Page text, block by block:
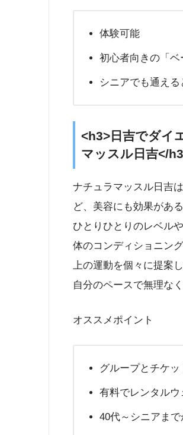
体験可能
初心者向きの「
シニアでも通え
<h3>日吉でダイ
マッスル日吉</
ナチュラマッスル日吉
ど、美容にも効果があ
ひとりひとりのレベル
体のコンディショニン
上の運動を個々に提案
自分のペースで無理な
オススメポイント
グループとチケ
有料でレンタルウ
40代～シニアま